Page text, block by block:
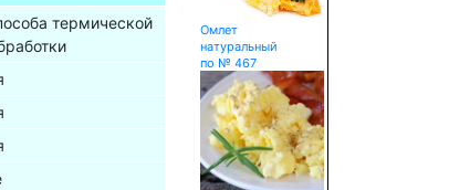
термической
Омлет
натуральный
по № 467